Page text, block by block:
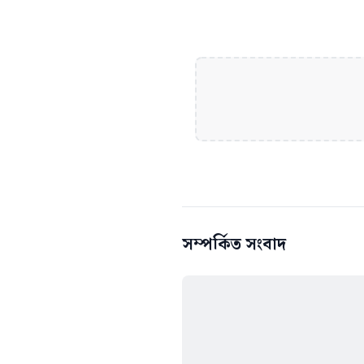
সম্পর্কিত সংবাদ